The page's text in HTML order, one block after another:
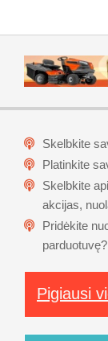
Skelbkite
Platinkite
Skelbkite
akcijas,
Pridėkite
parduotuvę?
Pigiausi